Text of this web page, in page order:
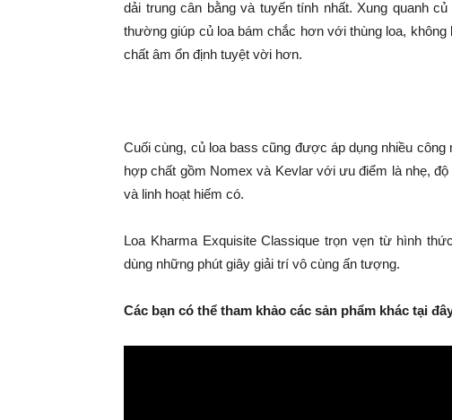
dải trung cân bằng và tuyến tính nhất. Xung quanh
thường giúp củ loa bám chắc hơn với thùng loa,
chất âm ổn định tuyệt vời hơn.
Cuối cùng, củ loa bass cũng được áp dụng nhiều
hợp chất gồm Nomex và Kevlar với ưu điểm là nhẹ,
và linh hoạt hiếm có.
Loa Kharma Exquisite Classique trọn vẹn từ hình
dùng những phút giây giải trí vô cùng ấn tượng.
Các bạn có thể tham khảo các sản phẩm khác tại